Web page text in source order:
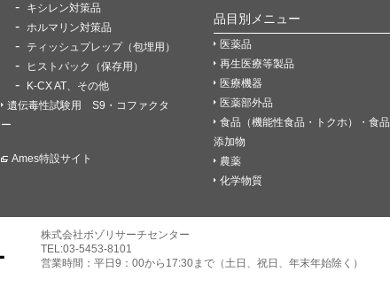
キシレン対策品
ホルマリン対策品
ティッシュプレップ（包埋用）
ヒストパック（保存用）
K-CX AT、その他
遺伝毒性試験用 S9・コファクタ
ー
Ames特設サイト
品目別メニュー
医薬品
再生医療等製品
医療機器
医薬部外品
食品（機能性食品・トクホ）・食品
添加物
農薬
化学物質
株式会社ボゾリサーチセンター
TEL:03-5453-8101
営業時間：平日9：00から17:30まで（土日、祝日、年末年始除く）